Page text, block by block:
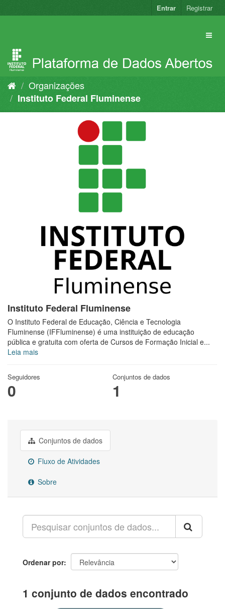
para
Entrar Registrar
Organizações
Instituto Federal Fluminense
Instituto Federal Fluminense
O Instituto Federal de Educação, Ciência e Tecnologia
Fluminense (IFFluminense) é uma instituição de educação
pública e gratuita com oferta de Cursos de Formação Inicial e...
Leia mais
Seguidores
0
Conjuntos de dados
1
Conjuntos de dados
Fluxo de Atividades
Sobre
Ordenar por
1 conjunto de dados encontrado